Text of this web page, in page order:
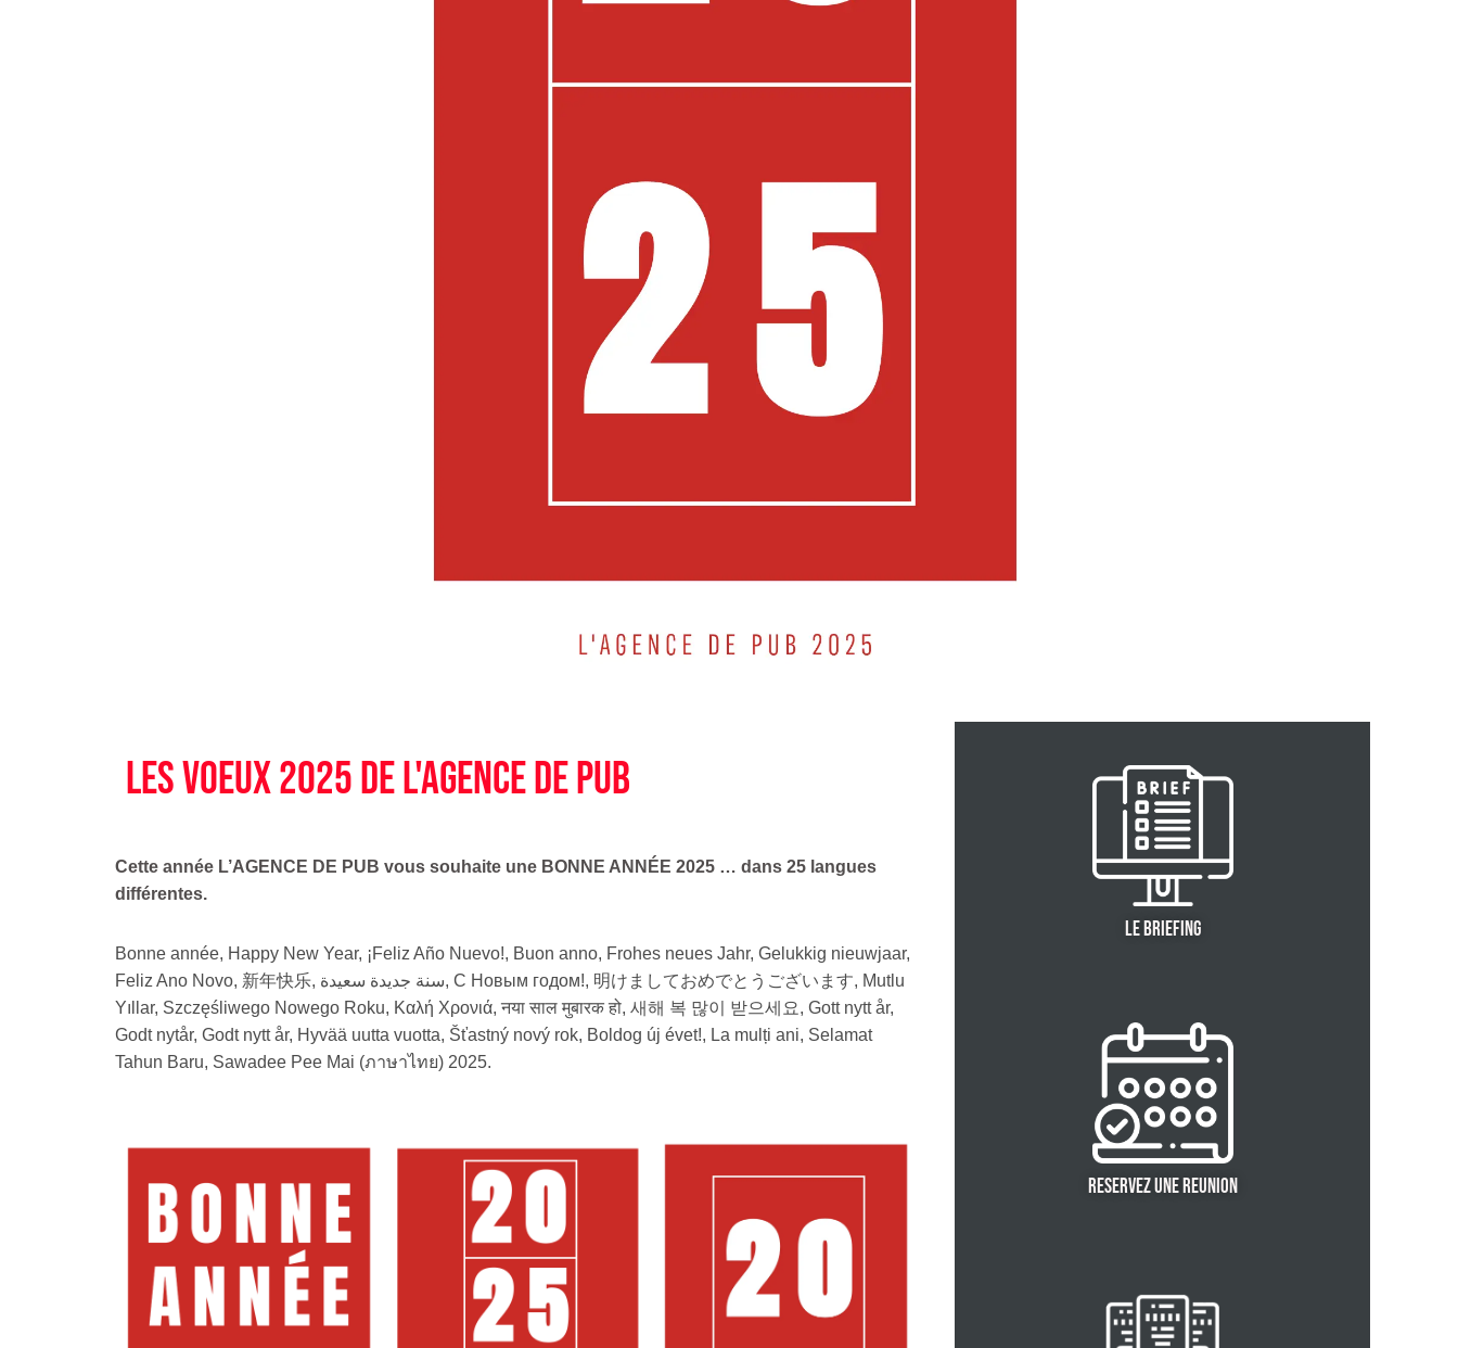
LES VOEUX 2025 DE l'agence de pub
Cette année L’AGENCE DE PUB vous souhaite une BONNE ANNÉE 2025 … dans 25 langues
différentes.
Bonne année, Happy New Year, ¡Feliz Año Nuevo!, Buon anno, Frohes neues Jahr, Gelukkig nieuwjaar,
Feliz Ano Novo, 新年快乐, سنة جديدة سعيدة, С Новым годом!, 明けましておめでとうございます, Mutlu
Yıllar, Szczęśliwego Nowego Roku, Καλή Χρονιά, नया साल मुबारक हो, 새해 복 많이 받으세요, Gott nytt år,
Godt nytår, Godt nytt år, Hyvää uutta vuotta, Šťastný nový rok, Boldog új évet!, La mulți ani, Selamat
Tahun Baru, Sawadee Pee Mai (ภาษาไทย) 2025.
LE BRIEFING
RESERVEZ UNE REUNION